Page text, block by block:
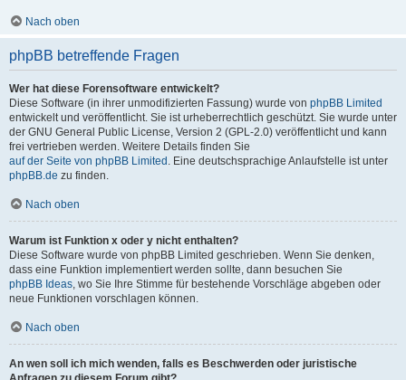
Nach oben
phpBB betreffende Fragen
Wer hat diese Forensoftware entwickelt?
Diese Software (in ihrer unmodifizierten Fassung) wurde von phpBB Limited
entwickelt und veröffentlicht. Sie ist urheberrechtlich geschützt. Sie wurde unter
der GNU General Public License, Version 2 (GPL-2.0) veröffentlicht und kann
frei vertrieben werden. Weitere Details finden Sie
auf der Seite von phpBB Limited . Eine deutschsprachige Anlaufstelle ist unter
phpBB.de zu finden.
Nach oben
Warum ist Funktion x oder y nicht enthalten?
Diese Software wurde von phpBB Limited geschrieben. Wenn Sie denken,
dass eine Funktion implementiert werden sollte, dann besuchen Sie
phpBB Ideas, wo Sie Ihre Stimme für bestehende Vorschläge abgeben oder
neue Funktionen vorschlagen können.
Nach oben
An wen soll ich mich wenden, falls es Beschwerden oder juristische